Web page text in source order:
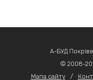
А-БУД
© 2008-
Мапа сайту
/